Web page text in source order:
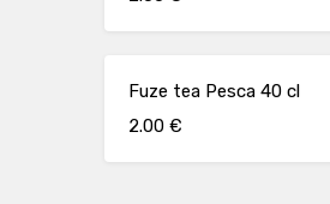
Fuze tea Pesca 40 cl
2.00 €